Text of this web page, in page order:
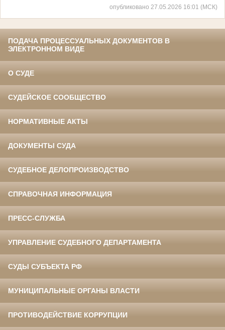
опубликовано 27.05.2026 16:01 (МСК)
ПОДАЧА ПРОЦЕССУАЛЬНЫХ ДОКУМЕНТОВ В
ЭЛЕКТРОННОМ ВИДЕ
О СУДЕ
СУДЕЙСКОЕ СООБЩЕСТВО
НОРМАТИВНЫЕ АКТЫ
ДОКУМЕНТЫ СУДА
СУДЕБНОЕ ДЕЛОПРОИЗВОДСТВО
СПРАВОЧНАЯ ИНФОРМАЦИЯ
ПРЕСС-СЛУЖБА
УПРАВЛЕНИЕ СУДЕБНОГО ДЕПАРТАМЕНТА
СУДЫ СУБЪЕКТА РФ
МУНИЦИПАЛЬНЫЕ ОРГАНЫ ВЛАСТИ
ПРОТИВОДЕЙСТВИЕ КОРРУПЦИИ